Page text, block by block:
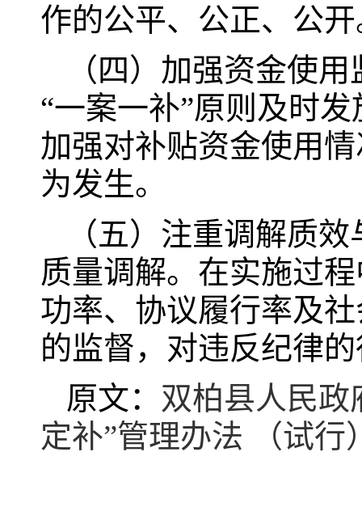
作的公平、公正、公
（四）加强资金使
“一案一补”原则及时
加强对补贴资金使用
为发生。
（五）注重调解质
质量调解。在实施过
功率、协议履行率及
的监督，对违反纪律
原文： 双柏县人民政
定补”管理办法 （试行